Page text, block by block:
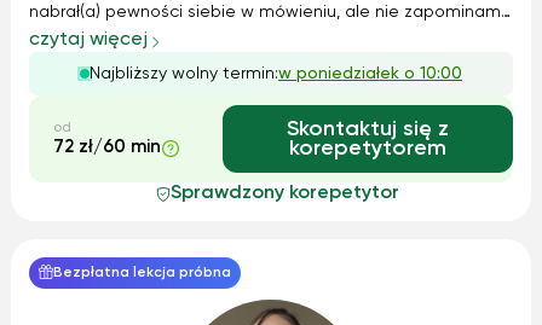
nabrał(a) pewności siebie w mówieniu, ale nie zapominamy
o solidnych podstawach. Wspólnie pracujemy nad
gramatyką i nadrabiamy materiał ze szkoły, a także
pomagam w odrabianiu bieżących prac d...
czytaj więcej
Najbliższy wolny termin:w poniedziałek o 10:00
od
72 zł/60 min
Skontaktuj się z
korepetytorem
Sprawdzony korepetytor
Bezpłatna lekcja próbna